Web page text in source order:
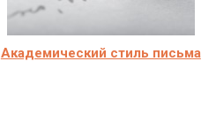
Академический стиль письма